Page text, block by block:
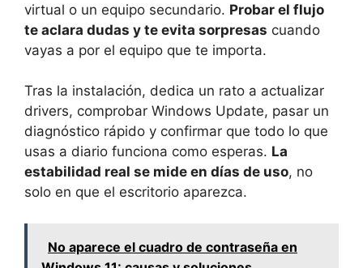
virtual o un equipo secundario. Probar el flujo
te aclara dudas y te evita sorpresas cuando
vayas a por el equipo que te importa.
Tras la instalación, dedica un rato a actualizar
drivers, comprobar Windows Update, pasar un
diagnóstico rápido y confirmar que todo lo que
usas a diario funciona como esperas. La
estabilidad real se mide en días de uso, no
solo en que el escritorio aparezca.
No aparece el cuadro de contraseña en